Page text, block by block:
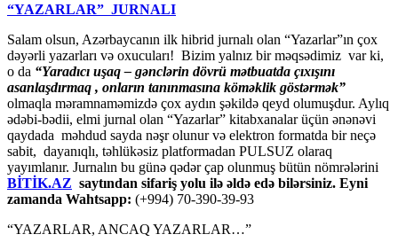
“YAZARLAR” JURNALI
Salam olsun, Azərbaycanın ilk hibrid jurnalı olan “Yazarlar”ın çox
dəyərli yazarları və oxucuları! Bizim yalnız bir məqsədimiz var ki,
o da “Yaradıcı uşaq – gәnclәrin dövrü mәtbuatda çıxışını
asanlaşdırmaq , onların tanınmasına kömәklik göstәrmәk”
olmaqla məramnaməmizdə çox aydın şəkildə qeyd olumuşdur. Aylıq
ədəbi-bədii, elmi jurnal olan “Yazarlar” kitabxanalar üçün ənənəvi
qaydada məhdud sayda nəşr olunur və elektron formatda bir neçə
sabit, dayanıqlı, təhlükəsiz platformadan PULSUZ olaraq
yayımlanır. Jurnalın bu günə qədər çap olunmuş bütün nömrələrini
BİTİK.AZ saytından sifariş yolu ilə əldə edə bilərsiniz. Eyni
zamanda Wahtsapp: (+994) 70-390-39-93
“YAZARLAR, ANCAQ YAZARLAR…”